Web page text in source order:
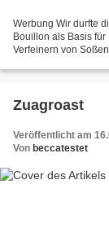
Werbung Wir durfte
Bouillon als Basis
Verfeinern von
Zuagroast
Veröffentlicht am
Von beccatestet